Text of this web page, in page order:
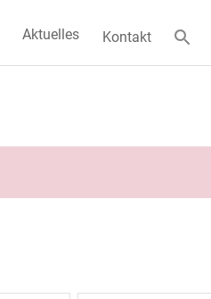
Aktuelles Kontakt